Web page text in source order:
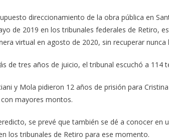
direccionamiento de la obra pública en
de 2019 en los tribunales federales de Retiro,
virtual en agosto de 2020, sin recuperar nunca
de tres años de juicio, el tribunal escuchó a 114
y Mola pidieron 12 años de prisión para
mayores montos.
se prevé que también se dé a conocer
los tribunales de Retiro para ese momento.